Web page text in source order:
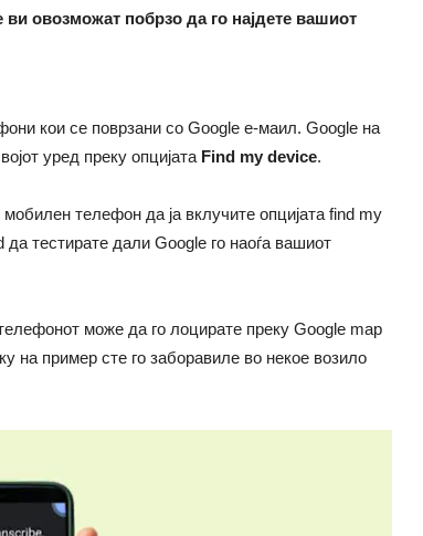
ви овозможат побрзо да го најдете вашиот
кои се поврзани со Google е-маил. Google на
уред преку опцијата Find my device.
телефон да ја вклучите опцијата find my
тестирате дали Google го наоѓа вашиот
може да го лоцирате преку Google map
на пример сте го заборавиле во некое возило